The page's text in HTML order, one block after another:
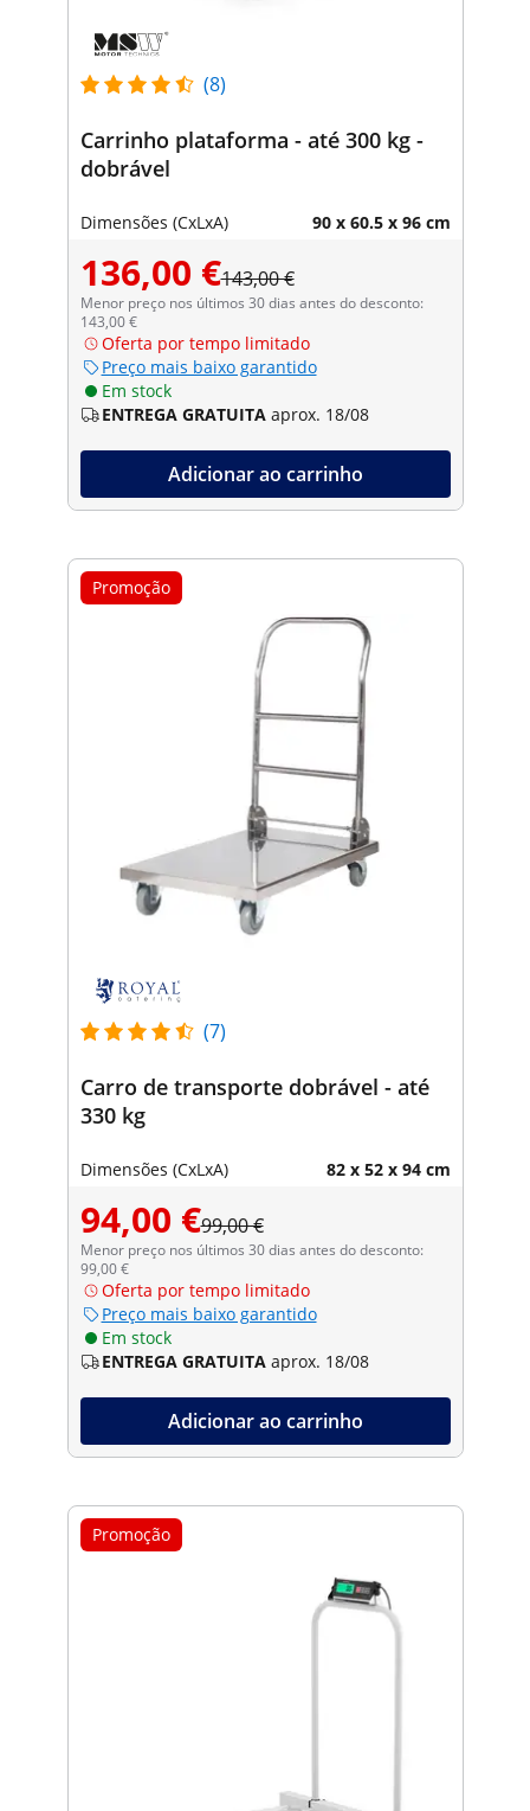
(8)
Carrinho plataforma - até 300 kg -
dobrável
Dimensões (CxLxA) 90 x 60.5 x 96 cm
136,00 €143,00 €
Menor preço nos últimos 30 dias antes do desconto:
143,00 €
Oferta por tempo limitado
Preço mais baixo garantido
Em stock
ENTREGA GRATUITA aprox. 18/08
Adicionar ao carrinho
Promoção
(7)
Carro de transporte dobrável - até
330 kg
Dimensões (CxLxA) 82 x 52 x 94 cm
94,00 €99,00 €
Menor preço nos últimos 30 dias antes do desconto:
99,00 €
Oferta por tempo limitado
Preço mais baixo garantido
Em stock
ENTREGA GRATUITA aprox. 18/08
Adicionar ao carrinho
Promoção